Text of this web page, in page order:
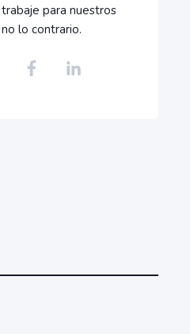
para nuestros
lo contrario.